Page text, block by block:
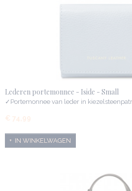
Lederen portemonnee - Iside - Small
✓Portemonnee van leder in
€ 74,99
IN WINKELWAGEN